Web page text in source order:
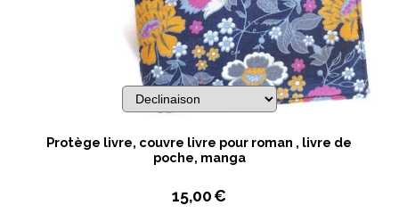
Protège livre, couvre livre pour roman , livre de
poche, manga
15,00€